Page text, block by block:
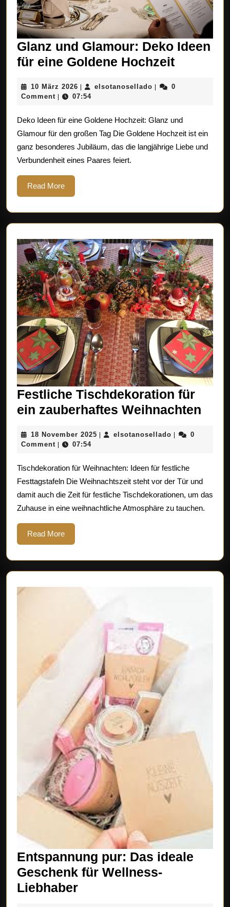
Glanz und Glamour: Deko Ideen
für eine Goldene HochzeitGlanz
Glamour:
Ideen
für
eine
10 März 2026 10
März
elsotanosellado elsotanosellado
0
Comment
07:54
Deko Ideen für eine Goldene Hochzeit: Glanz und
Glamour für den großen Tag Die Goldene Hochzeit ist ein
ganz besonderes Jubiläum, das die langjährige Liebe und
Verbundenheit eines Paares feiert.
Read MoreRead
More
Festliche Tischdekoration für
ein zauberhaftes Weihnachten
18 November 2025 18
| elsotanosellado elsotanosellado
|
0
Comment | 07:54
Tischdekoration für Weihnachten: Ideen für festliche
Festtagstafeln Die Weihnachtszeit steht vor der Tür und
damit auch die Zeit für festliche Tischdekorationen, um das
Zuhause in eine weihnachtliche Atmosphäre zu tauchen.
Read MoreRead
More
Entspannung pur: Das ideale
Geschenk für Wellness-
LiebhaberEntspannung